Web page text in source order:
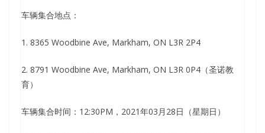
车辆集合地点：
1. 8365 Woodbine Ave, Markham, ON L3R 2P4
2. 8791 Woodbine Ave, Markham, ON L3R 0P4（圣诺教
育）
车辆集合时间：12:30PM，2021年03月28日（星期日）